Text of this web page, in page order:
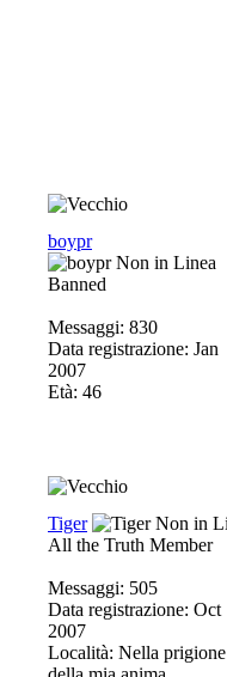
boypr
Banned
Messaggi: 830
Data registrazione: Jan
2007
Età: 46
Tiger
All the Truth Member
Messaggi: 505
Data registrazione: Oct
2007
Località: Nella prigione